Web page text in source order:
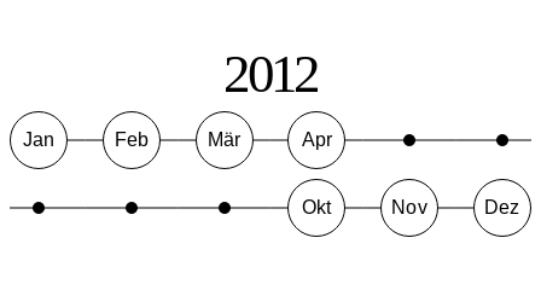
2012
Jan Feb Mär Apr
Okt Nov Dez